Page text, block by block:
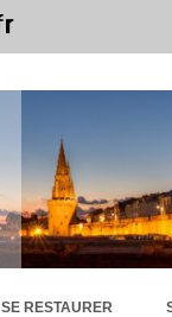
SE RESTAURER